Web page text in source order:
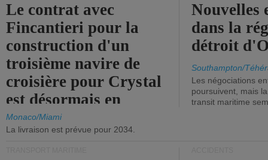
Le contrat avec
Fincantieri pour la
construction d'un
troisième navire de
croisière pour Crystal
est désormais en
vigueur.
Monaco/Miami
La livraison est prévue pour 2034.
Nouvelles
dans la
détroit
Southampton/
Les négociations
poursuivent, mais
transit maritime